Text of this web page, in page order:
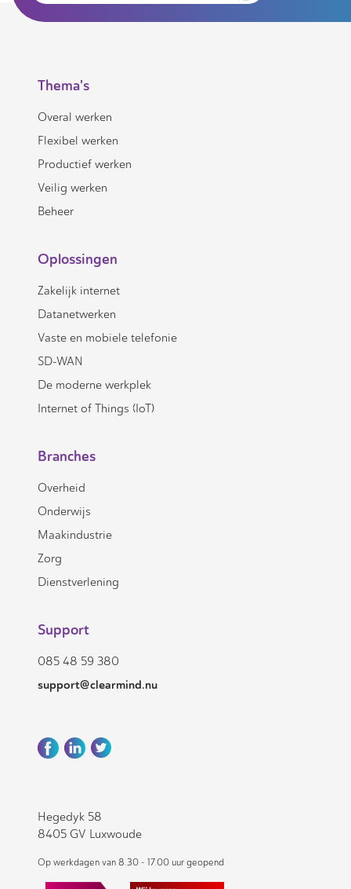
Thema's
Overal werken
Flexibel werken
Productief werken
Veilig werken
Beheer
Oplossingen
Zakelijk internet
Datanetwerken
Vaste en mobiele telefonie
SD-WAN
De moderne werkplek
Internet of Things (IoT)
Branches
Overheid
Onderwijs
Maakindustrie
Zorg
Dienstverlening
Support
085 48 59 380
support@clearmind.nu
Hegedyk 58
8405 GV Luxwoude
Op werkdagen van 8.30 - 17.00 uur geopend